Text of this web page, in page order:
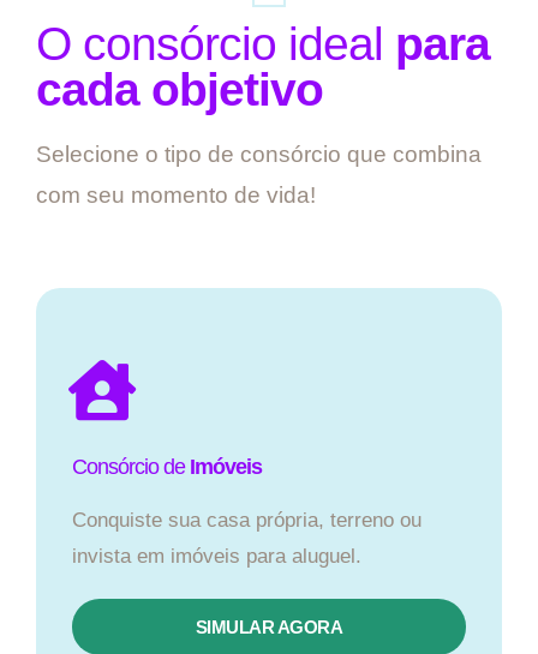
O consórcio ideal para
cada objetivo
Selecione o tipo de consórcio que combina
com seu momento de vida!
Consórcio de Imóveis
Conquiste sua casa própria, terreno ou
invista em imóveis para aluguel.
SIMULAR AGORA​